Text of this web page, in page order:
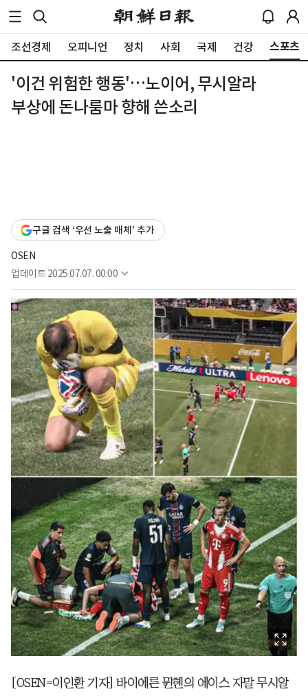
조선경제 오피니언 정치 사회 국제 건강 스포츠
'이건 위험한 행동'…노이어, 무시알라
부상에 돈나룸마 향해 쓴소리
구글 검색 ‘우선 노출 매체’ 추가
OSEN
업데이트 2025.07.07. 00:00
[OSEN=이인환 기자] 바이에른 뮌헨의 에이스 자말 무시알